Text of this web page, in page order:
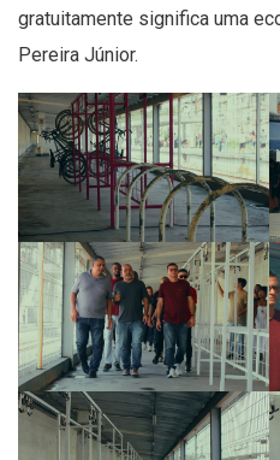
gratuitamente significa uma
Pereira Júnior.